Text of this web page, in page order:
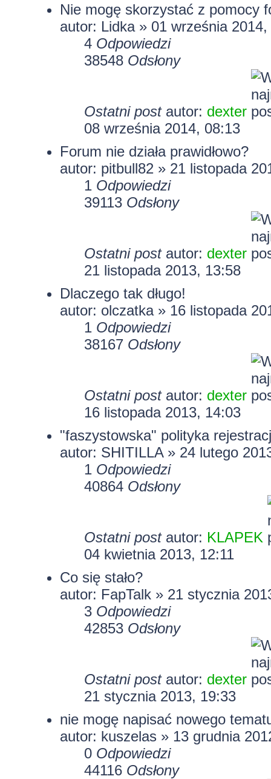
Nie mogę skorzystać z pomocy
autor: Lidka» 01 września 2014,
4 Odpowiedzi
38548 Odsłony
Ostatni post autor: dexter
08 września 2014, 08:13
Forum nie działa prawidłowo?
autor: pitbull82» 21 listopada
1 Odpowiedzi
39113 Odsłony
Ostatni post autor: dexter
21 listopada 2013, 13:58
Dlaczego tak długo!
autor: olczatka» 16 listopada
1 Odpowiedzi
38167 Odsłony
Ostatni post autor: dexter
16 listopada 2013, 14:03
"faszystowska" polityka
autor: SHITILLA» 24 lutego
1 Odpowiedzi
40864 Odsłony
Ostatni post autor: KLAPEK
04 kwietnia 2013, 12:11
Co się stało?
autor: FapTalk » 21 stycznia
3 Odpowiedzi
42853 Odsłony
Ostatni post autor: dexter
21 stycznia 2013, 19:33
nie mogę napisać nowego
autor: kuszelas » 13 grudnia
0 Odpowiedzi
44116 Odsłony